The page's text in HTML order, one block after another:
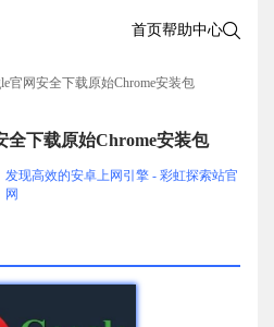
首页帮助中心
官网安全下载原始Chrome安装包
全下载原始Chrome安装包
发现高效的安卓上网引擎 - 彩虹探索站官
网